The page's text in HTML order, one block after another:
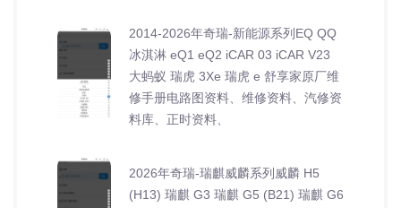
2014-2026年奇瑞-新能源系列EQ QQ
冰淇淋 eQ1 eQ2 iCAR 03 iCAR V23
大蚂蚁 瑞虎 3Xe 瑞虎 e 舒享家原厂维
修手册电路图资料、维修资料、汽修资
料库、正时资料、
2026年奇瑞-瑞麒威麟系列威麟 H5
(H13) 瑞麒 G3 瑞麒 G5 (B21) 瑞麒 G6